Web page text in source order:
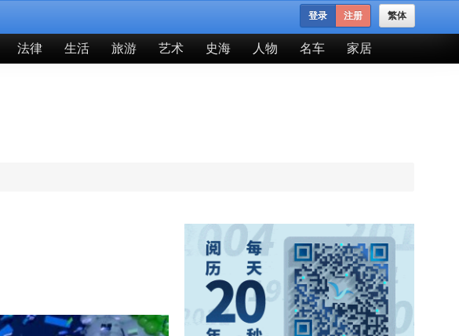
繁体
登录 注册
法律 生活 旅游 艺术 史海 人物 名车 家居